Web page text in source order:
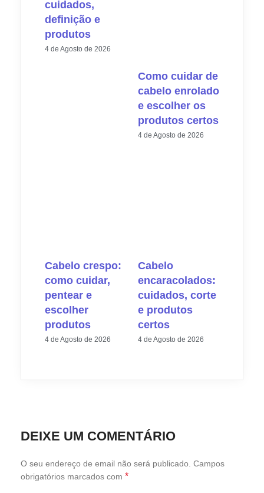
cuidados,
definição e
produtos
4 de Agosto de 2026
Como cuidar de
cabelo enrolado
e escolher os
produtos certos
4 de Agosto de 2026
Cabelo crespo:
como cuidar,
pentear e
escolher
produtos
4 de Agosto de 2026
Cabelo
encaracolados:
cuidados, corte
e produtos
certos
4 de Agosto de 2026
DEIXE UM COMENTÁRIO
O seu endereço de email não será publicado. Campos
obrigatórios marcados com *